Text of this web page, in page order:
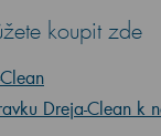
koupit zde
Dreja-Clean k